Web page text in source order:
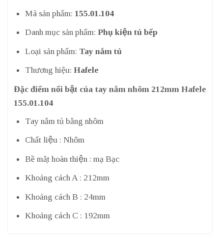
Mã sản phẩm: 155.01.104
Danh mục sản phẩm: Phụ kiện tủ bếp
Loại sản phẩm: Tay nắm tủ
Thương hiệu: Hafele
Đặc điểm nổi bật của tay nắm nhôm 212mm Hafele
155.01.104
Tay nắm tủ bằng nhôm
Chất liệu : Nhôm
Bề mặt hoàn thiện : mạ Bạc
Khoảng cách A : 212mm
Khoảng cách B : 24mm
Khoảng cách C : 192mm